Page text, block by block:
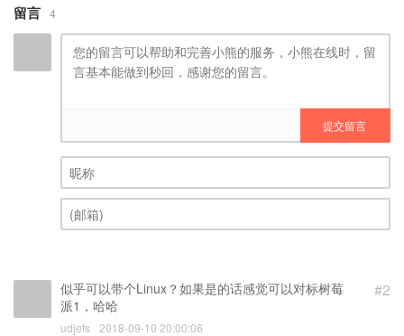
留言 4
提交留言
昵称 (必填)
#2
似乎可以带个Linux？如果是的话感觉可以对标树莓
派1，哈哈
udjefs 2018-09-10 20:00:06